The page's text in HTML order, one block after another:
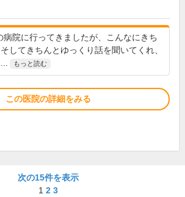
病院に行ってきましたが、こんなにきち
してきちんとゆっくり話を聞いてくれ、
もっと読む
この医院の詳細をみる
次の15件を表示
1 2 3